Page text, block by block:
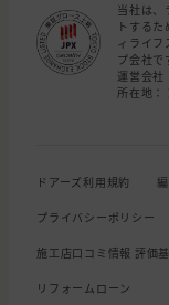
当社は、
トする
ィライ
プ会社
運営会社
所在地：
ドアーズ利用規約
プライバシーポリシー
施工店口コミ情報 評価
リフォームローン